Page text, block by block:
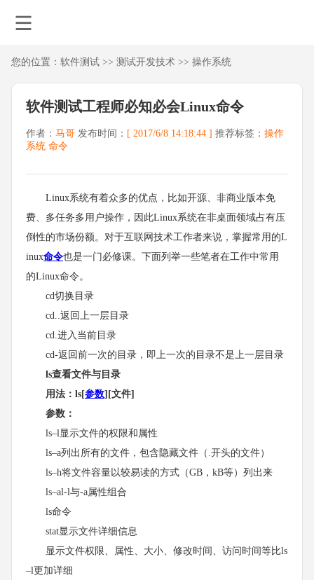
您的位置： 软件测试 >> 测试开发技术 >> 操作系统
软件测试工程师必知必会Linux命令
作者： 马哥 发布时间： [ 2017/6/8 14:18:44 ] 推荐标签： 操作
系统 命令
Linux系统有着众多的优点，比如开源、非商业版本免
费、多任务多用户操作，因此Linux系统在非桌面领域占有压
倒性的市场份额。对于互联网技术工作者来说，掌握常用的L
inux命令也是一门必修课。下面列举一些笔者在工作中常用
的Linux命令。
cd切换目录
cd..返回上一层目录
cd.进入当前目录
cd-返回前一次的目录，即上一次的目录不是上一层目录
ls查看文件与目录
用法：ls[参数][文件]
参数：
ls–l显示文件的权限和属性
ls–a列出所有的文件，包含隐藏文件（.开头的文件）
ls–h将文件容量以较易读的方式（GB，kB等）列出来
ls–al-l与-a属性组合
ls命令
stat显示文件详细信息
显示文件权限、属性、大小、修改时间、访问时间等比ls
–l更加详细